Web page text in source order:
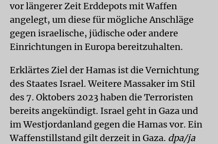
vor längerer Zeit Erddepots mit Waffen
angelegt, um diese für mögliche Anschläge
gegen israelische, jüdische oder andere
Einrichtungen in Europa bereitzuhalten.
Erklärtes Ziel der Hamas ist die Vernichtung
des Staates Israel. Weitere Massaker im Stil
des 7. Oktobers 2023 haben die Terroristen
bereits angekündigt. Israel geht in Gaza und
im Westjordanland gegen die Hamas vor. Ein
Waffenstillstand gilt derzeit in Gaza. dpa/ja